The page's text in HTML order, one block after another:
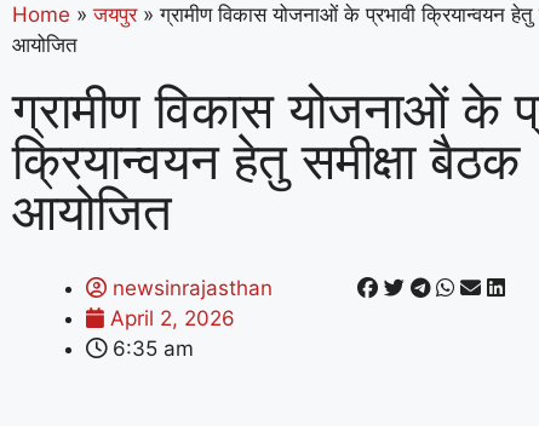
Home » जयपुर » ग्रामीण विकास योजनाओं के प्रभावी क्रियान्वयन हेतु
आयोजित
ग्रामीण विकास योजनाओं के
क्रियान्वयन हेतु समीक्षा बैठक
आयोजित
newsinrajasthan
April 2, 2026
6:35 am